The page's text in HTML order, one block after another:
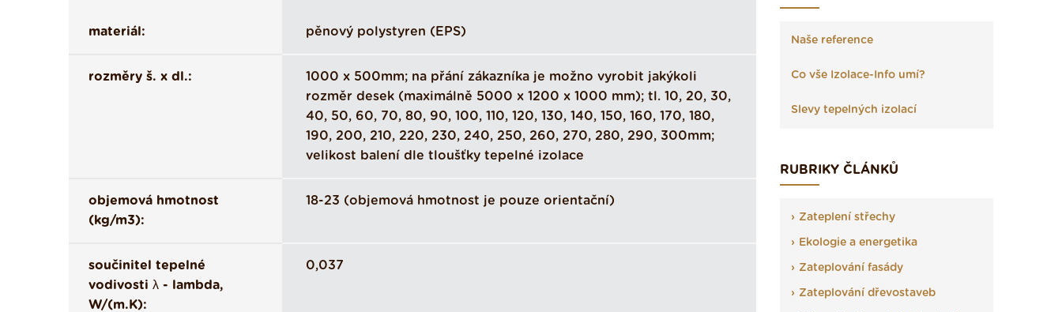
materiál: pěnový polystyren (EPS)
rozměry š. x dl.:
1000 x 500mm; na přání zákazníka je možno vyrobit jakýkoli
rozměr desek (maximálně 5000 x 1200 x 1000 mm); tl. 10, 20, 30,
40, 50, 60, 70, 80, 90, 100, 110, 120, 130, 140, 150, 160, 170, 180,
190, 200, 210, 220, 230, 240, 250, 260, 270, 280, 290, 300mm;
velikost balení dle tloušťky tepelné izolace
objemová hmotnost
(kg/m3):
18-23 (objemová hmotnost je pouze orientační)
součinitel tepelné
vodivosti λ - lambda,
W/(m.K):
0,037
Naše reference
Co vše Izolace-Info umí?
Slevy tepelných izolací
RUBRIKY ČLÁNKŮ
Zateplení střechy
Ekologie a energetika
Zateplování fasády
Zateplování dřevostaveb